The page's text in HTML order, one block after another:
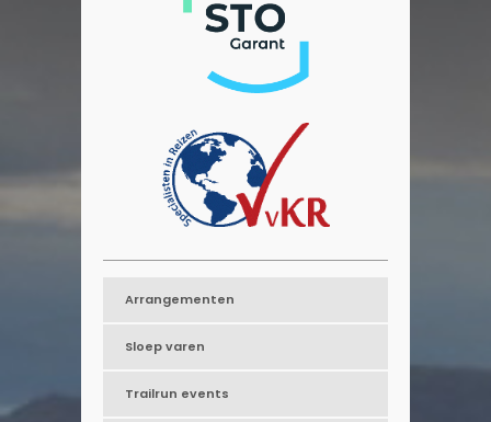
Arrangementen
Sloep varen
Trailrun events